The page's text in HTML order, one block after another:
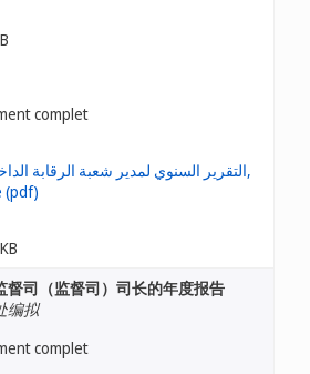
complet
督司（监督司）司长的年度报告
编拟
complet